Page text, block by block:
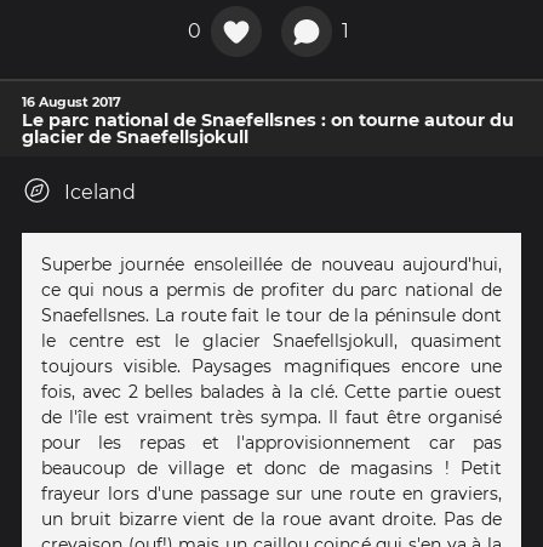
0 1
16 August 2017
Le parc national de Snaefellsnes : on tourne autour du
glacier de Snaefellsjokull
Iceland
Superbe journée ensoleillée de nouveau aujourd'hui,
ce qui nous a permis de profiter du parc national de
Snaefellsnes. La route fait le tour de la péninsule dont
le centre est le glacier Snaefellsjokull, quasiment
toujours visible. Paysages magnifiques encore une
fois, avec 2 belles balades à la clé. Cette partie ouest
de l'île est vraiment très sympa. Il faut être organisé
pour les repas et l'approvisionnement car pas
beaucoup de village et donc de magasins ! Petit
frayeur lors d'une passage sur une route en graviers,
un bruit bizarre vient de la roue avant droite. Pas de